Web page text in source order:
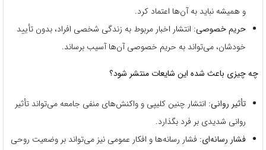
و همیشه نباید به آن‌ها اعتماد کرد.
حریم خصوصی: انتشار اخبار مربوط به زندگی شخصی افراد، بدون تأیید
خودشان، می‌تواند به حریم خصوصی آن‌ها آسیب برساند.
چه چیزی باعث شده این شایعات منتشر شود؟
تأثیر روانی: انتشار چنین کلیپی و واکنش‌های منفی جامعه می‌تواند تأثیر
روانی شدیدی بر فرد بگذارد.
فشار رسانه‌ای: فشار رسانه‌ها و افکار عمومی نیز می‌تواند بر وضعیت روحی